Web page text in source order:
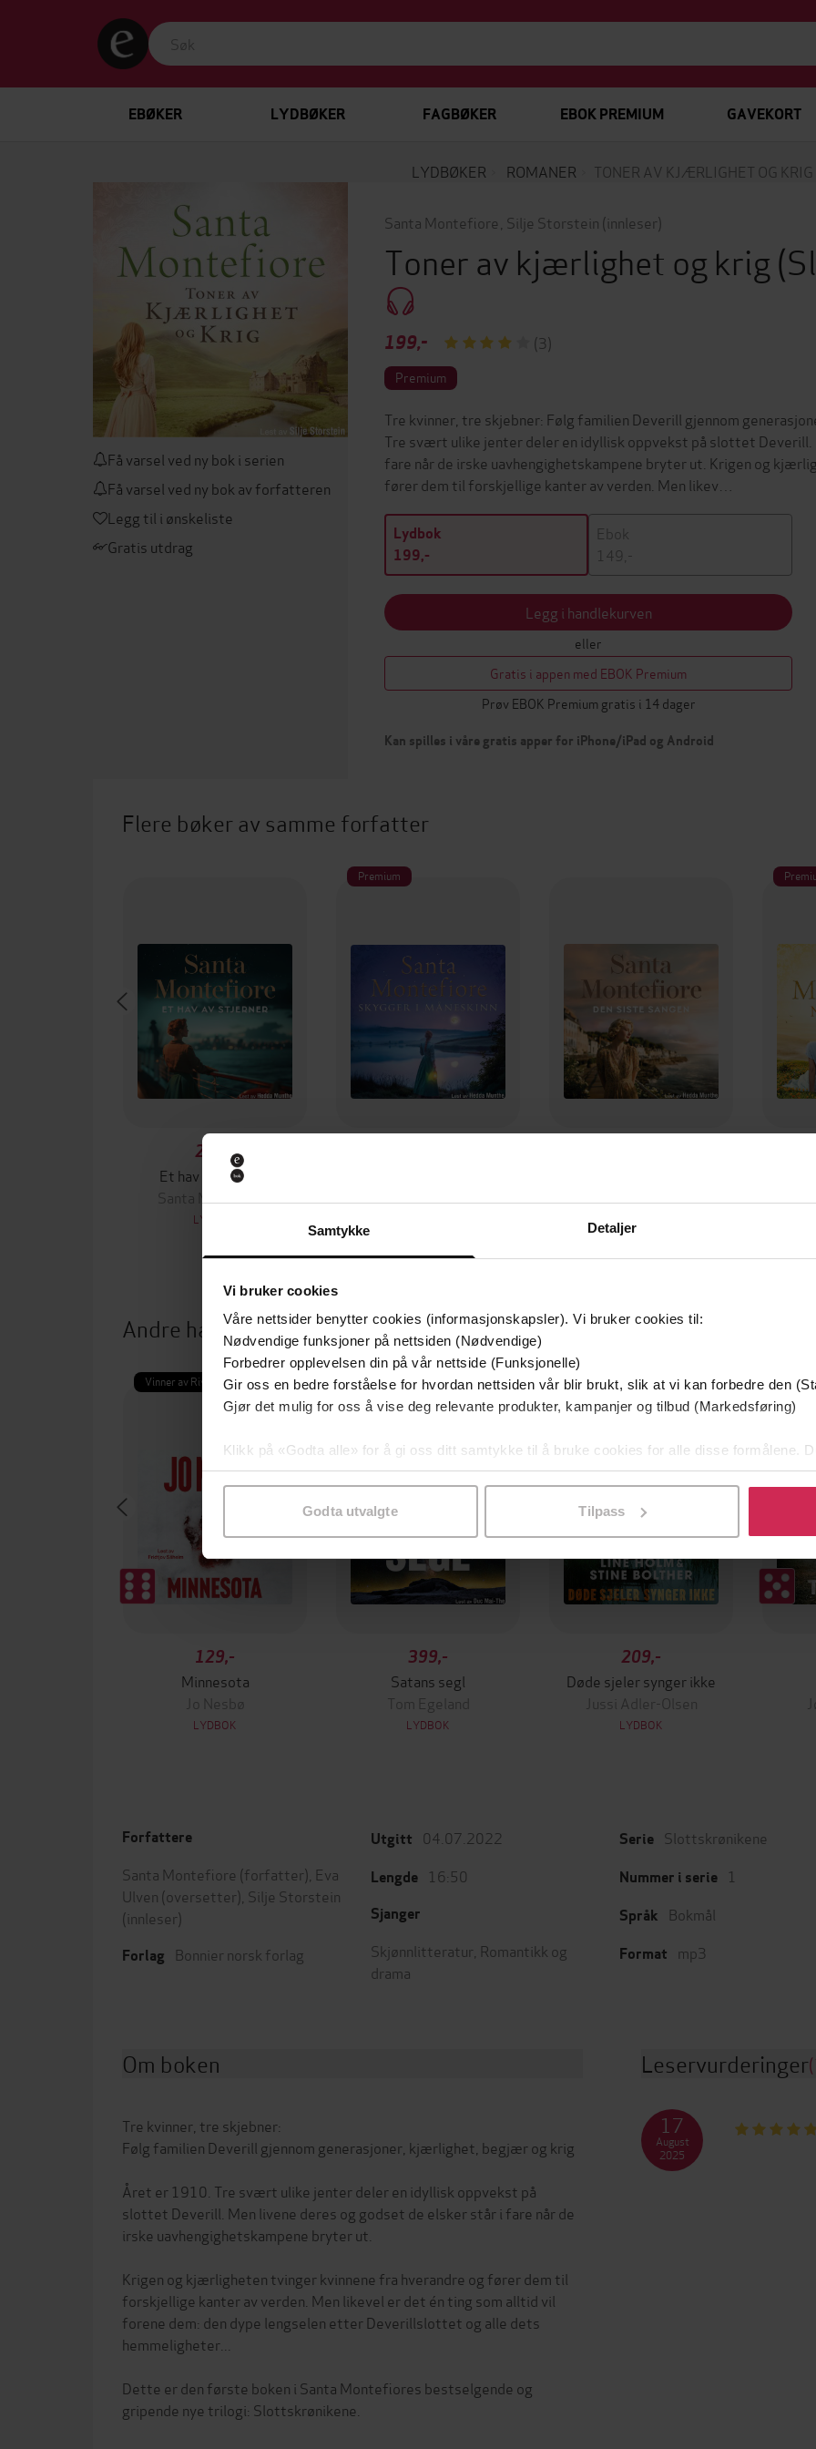
Samtykke Detaljer
Vi bruker cookies
Våre nettsider benytter cookies (informasjonskapsler). Vi bruker cookies til:
Nødvendige funksjoner på nettsiden (Nødvendige)
Forbedrer opplevelsen din på vår nettside (Funksjonelle)
Gir oss en bedre forståelse for hvordan nettsiden vår blir brukt, slik at vi kan forbedre den
Gjør det mulig for oss å vise deg relevante produkter, kampanjer og tilbud (Markedsføring)
Klikk på «Godta alle» for å gi oss ditt samtykke til å bruke cookies for alle disse formålene.
samtykke til spesifikke formål ved å klikke på «Tilpass». Du kan når som helst trekke
Godta utvalgte Tilpass
EBØKER LYDBØKER FAGBØKER EBOK PREMIUM GAVEKORT
LYDBØKER ROMANER TONER AV KJÆRLIGHET OG KRIG
Få varsel ved ny bok i serien
Få varsel ved ny bok av forfatteren
Legg til i ønskeliste
Gratis utdrag
Santa Montefiore Silje Storstein (innleser)
Toner av kjærlighet og krig
199,- (3)
Premium
Tre kvinner, tre skjebner: Følg familien Deverill gjennom
Tre svært ulike jenter deler en idyllisk oppvekst på slottet
fare når de irske uavhengighetskampene bryter ut. Krigen og
fører dem til forskjellige kanter av verden. Men likev…
Lydbok
199,-
Ebok
149,-
Legg i handlekurven
eller
Gratis i appen med EBOK Premium
Prøv EBOK Premium gratis i 14 dager
Kan spilles i våre gratis apper for iPhone/iPad og Android
Flere bøker av samme forfatter
299,-
Et hav av stjerner
Santa Montefiore
LYDBOK
Premium
Andre har også kjøpt
Vinner av Rivertonprisen
129,-
Minnesota
Jo Nesbø
LYDBOK
399,-
Satans segl
Tom Egeland
LYDBOK
Første gang på tilbud
209,-
Døde sjeler synger ikke
Jussi Adler-Olsen
LYDBOK
Forfattere
Santa Montefiore (forfatter), Eva
Ulven (oversetter), Silje Storstein
(innleser)
Forlag Bonnier norsk forlag
Utgitt 04.07.2022
Lengde 16:50
Sjanger
Skjønnlitteratur Romantikk og
drama
Serie Slottskrønikene
Nummer i serie 1
Språk Bokmål
Format mp3
Om boken
Tre kvinner, tre skjebner:
Følg familien Deverill gjennom generasjoner, kjærlighet, begjær og krig
Året er 1910. Tre svært ulike jenter deler en idyllisk oppvekst på
slottet Deverill. Men livene deres og godset de elsker står i fare når de
irske uavhengighetskampene bryter ut.
Krigen og kjærligheten tvinger kvinnene fra hverandre og fører dem til
forskjellige kanter av verden. Men likevel er det én ting som alltid vil
forene dem: den dype lengselen etter Deverillslottet og alle dets
hemmeligheter...
Dette er den første boken i Santa Montefiores bestselgende og
Leservurderinger
17
August
2025